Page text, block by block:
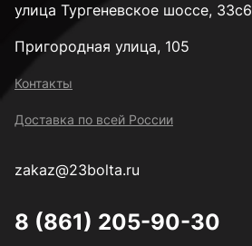
улица Тургеневское шоссе, 33с6
Пригородная улица, 105
Контакты
Доставка по всей России
zakaz@23bolta.ru
8 (861) 205-90-30